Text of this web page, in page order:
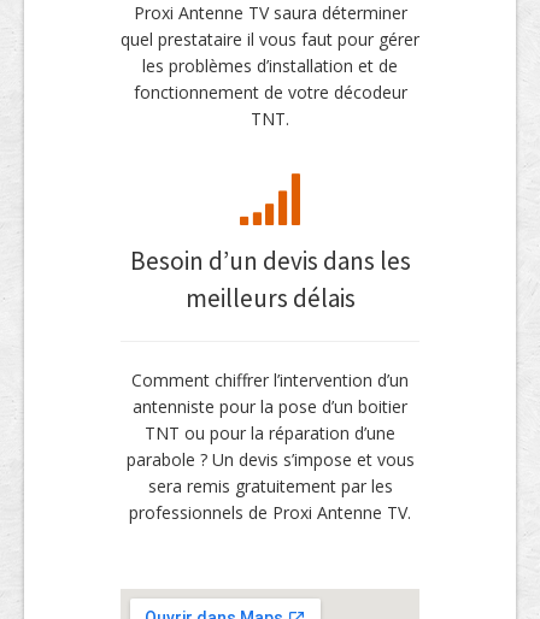
Proxi Antenne TV saura déterminer
quel prestataire il vous faut pour gérer
les problèmes d’installation et de
fonctionnement de votre décodeur
TNT.
Besoin d’un devis dans les
meilleurs délais
Comment chiffrer l’intervention d’un
antenniste pour la pose d’un boitier
TNT ou pour la réparation d’une
parabole ? Un devis s’impose et vous
sera remis gratuitement par les
professionnels de Proxi Antenne TV.